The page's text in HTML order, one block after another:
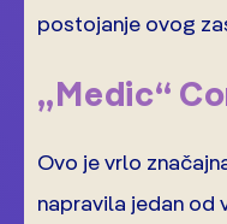
postojanje ovog
„Medic“
Ovo je vrlo
napravila jedan od